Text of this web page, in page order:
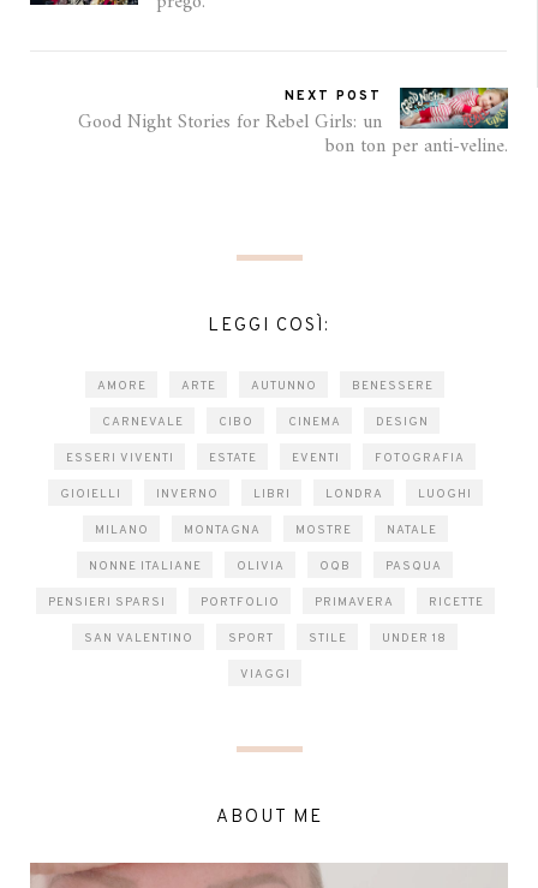
NEXT POST
Good Night Stories for Rebel Girls: un
bon ton per anti-veline.
LEGGI COSÌ:
AMORE ARTE AUTUNNO BENESSERE
CARNEVALE CIBO CINEMA DESIGN
ESSERI VIVENTI ESTATE EVENTI FOTOGRAFIA
GIOIELLI INVERNO LIBRI LONDRA LUOGHI
MILANO MONTAGNA MOSTRE NATALE
NONNE ITALIANE OLIVIA OQB PASQUA
PENSIERI SPARSI PORTFOLIO PRIMAVERA RICETTE
SAN VALENTINO SPORT STILE UNDER 18
VIAGGI
ABOUT ME